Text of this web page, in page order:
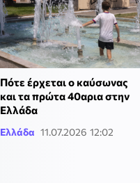
Πότε έρχεται ο καύσωνας
και τα πρώτα 40αρια στην
Ελλάδα
Ελλάδα 11.07.2026 12:02